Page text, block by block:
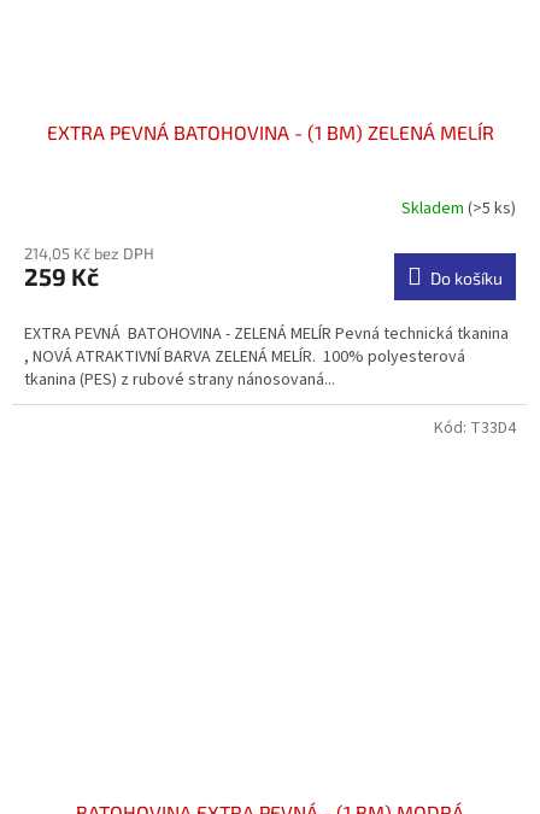
EXTRA PEVNÁ BATOHOVINA - (1 BM) ZELENÁ MELÍR
produktu
je
z
hvězdiček.
Skladem(>5 ks)
214,05 Kč bez DPH
259 Kč Do košíku
EXTRA PEVNÁ BATOHOVINA - ZELENÁ MELÍR Pevná technická tkanina
, NOVÁ ATRAKTIVNÍ BARVA ZELENÁ MELÍR. 100% polyesterová
tkanina (PES) z rubové strany nánosovaná...
Kód: T33D4